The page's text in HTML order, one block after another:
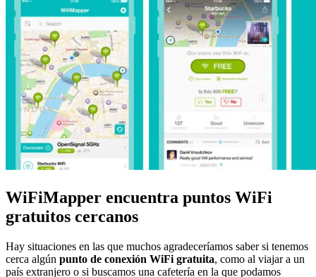
WiFiMapper encuentra puntos WiFi
gratuitos cercanos
Hay situaciones en las que muchos agradeceríamos saber si tenemos
cerca algún punto de conexión WiFi gratuita, como al viajar a un
país extranjero o si buscamos una cafetería en la que podamos